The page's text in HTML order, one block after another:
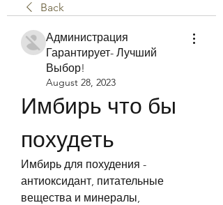
Back
Администрация
Гарантирует- Лучший
Выбор!
August 28, 2023
Имбирь что бы
похудеть
Имбирь для похудения -
антиоксидант, питательные
вещества и минералы,